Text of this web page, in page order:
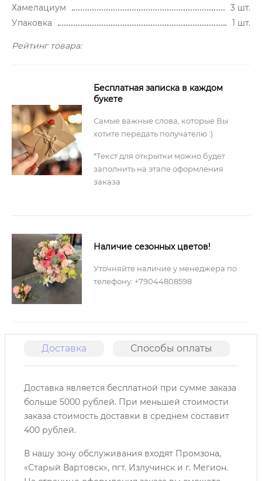
Хамелациум
3 шт.
Упаковка
1 шт.
Рейтинг товара:
Бесплатная записка в каждом
букете
Самые важные слова, которые Вы
хотите передать получателю :)
*Текст для открытки можно будет
заполнить на этапе оформления
заказа
Наличие сезонных цветов!
Уточняйте наличие у менеджера по
телефону: +79044808598
Доставка Способы оплаты
Доставка является бесплатной при сумме заказа
больше 5000 рублей. При меньшей стоимости
заказа стоимость доставки в среднем составит
400 рублей.
В нашу зону обслуживания входят Промзона,
«Старый Вартовск», пгт. Излучинск и г. Мегион.